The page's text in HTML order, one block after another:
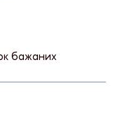
бажаних